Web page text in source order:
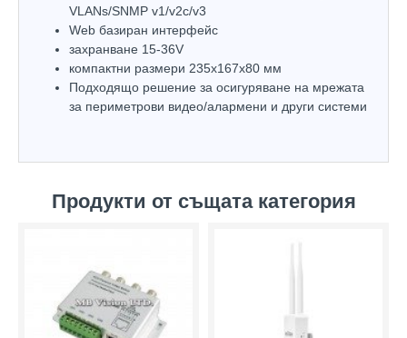
VLANs/SNMP v1/v2c/v3
Web базиран интерфейс
захранване 15-36V
компактни размери 235х167х80 мм
Подходящо решение за осигуряване на мрежата
за периметрови видео/алармени и други системи
Продукти от същата категория